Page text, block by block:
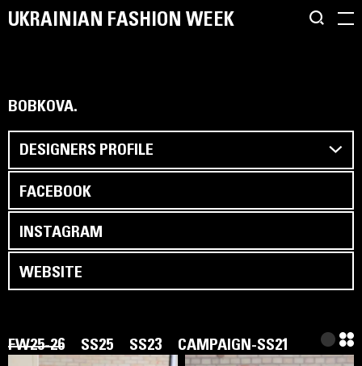
UKRAINIAN FASHION WEEK
BOBKOVA.
FW25-26 SS25 SS23 CAMPAIGN-SS21
DESIGNERS PROFILE
FACEBOOK
INSTAGRAM
WEBSITE